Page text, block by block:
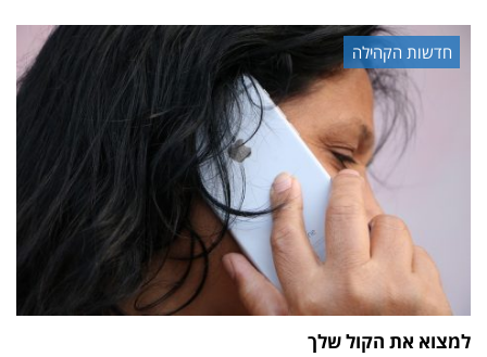
חדשות הקהילה
למצוא את הקול שלך